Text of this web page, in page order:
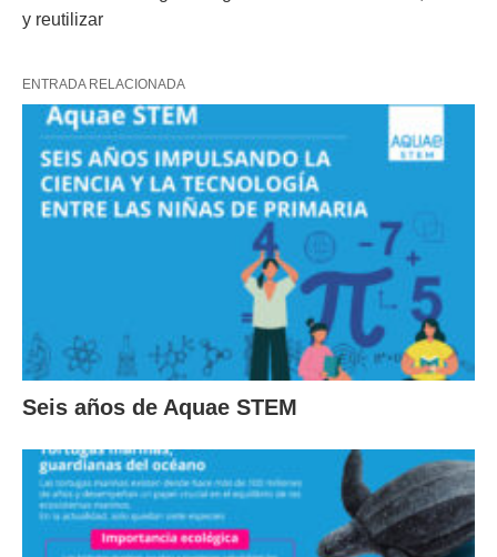
y reutilizar
ENTRADA RELACIONADA
Seis años de Aquae STEM